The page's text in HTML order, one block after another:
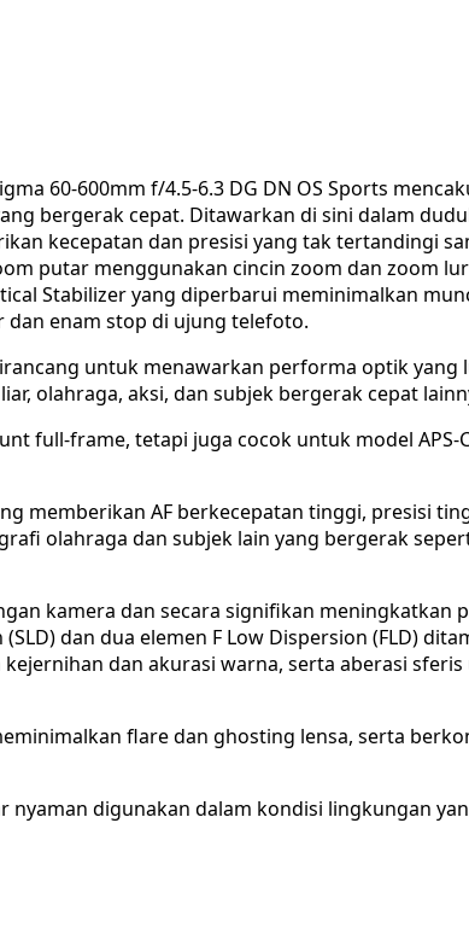
60-600mm f/4.5-6.3 DG DN OS Sports
bergerak cepat. Ditawarkan di sini dalam
kecepatan dan presisi yang tak tertandingi
putar menggunakan cincin zoom dan zoom
Stabilizer yang diperbarui meminimalkan
enam stop di ujung telefoto.
untuk menawarkan performa optik
olahraga, aksi, dan subjek bergerak cepat
full-frame, tetapi juga cocok untuk model
memberikan AF berkecepatan tinggi, presisi
olahraga dan subjek lain yang bergerak
kamera dan secara signifikan
dan dua elemen F Low Dispersion (FLD)
dan akurasi warna, serta aberasi
flare dan ghosting lensa, serta
nyaman digunakan dalam kondisi lingkungan